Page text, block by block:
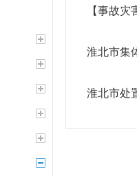
【事故
淮北市集
淮北市处